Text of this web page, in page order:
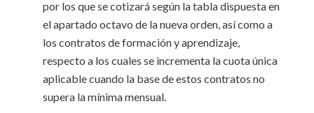
por los que se cotizará según la tabla dispuesta en
el apartado octavo de la nueva orden, así como a
los contratos de formación y aprendizaje,
respecto a los cuales se incrementa la cuota única
aplicable cuando la base de estos contratos no
supera la mínima mensual.